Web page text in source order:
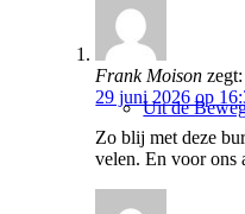
Uit de
Frank Moison zegt:
29 juni 2026 op
Zo blij met deze
velen. En voor ons